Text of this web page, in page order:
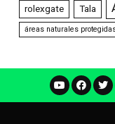
rolexgate Tala
áreas naturales